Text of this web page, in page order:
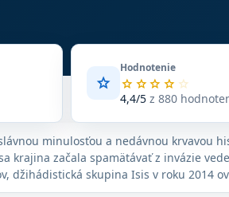
Združenie alebo organizácia
star
Hodnotenie
star star star star star
4,4/5z 880
Priemerné
hodnotenie
z
5
na
základe
880
minulosťou a nedávnou krvavou
krajina začala spamätávať z invázie
džihádistická skupina Isis v roku 2014
Mósulu a ďalších miest v roku